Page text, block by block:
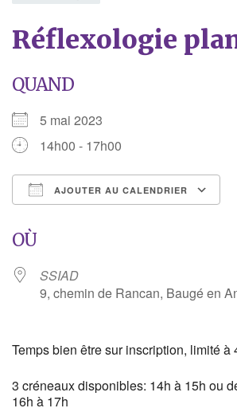
Réflexologie
QUAND
5 mai 2023
14h00 - 17h00
AJOUTER AU CALENDRIER
OÙ
SSIAD
9, chemin de Rancan, Baugé en
Temps bien être sur inscription, limité à
3 créneaux disponibles: 14h à 15h ou
16h à 17h